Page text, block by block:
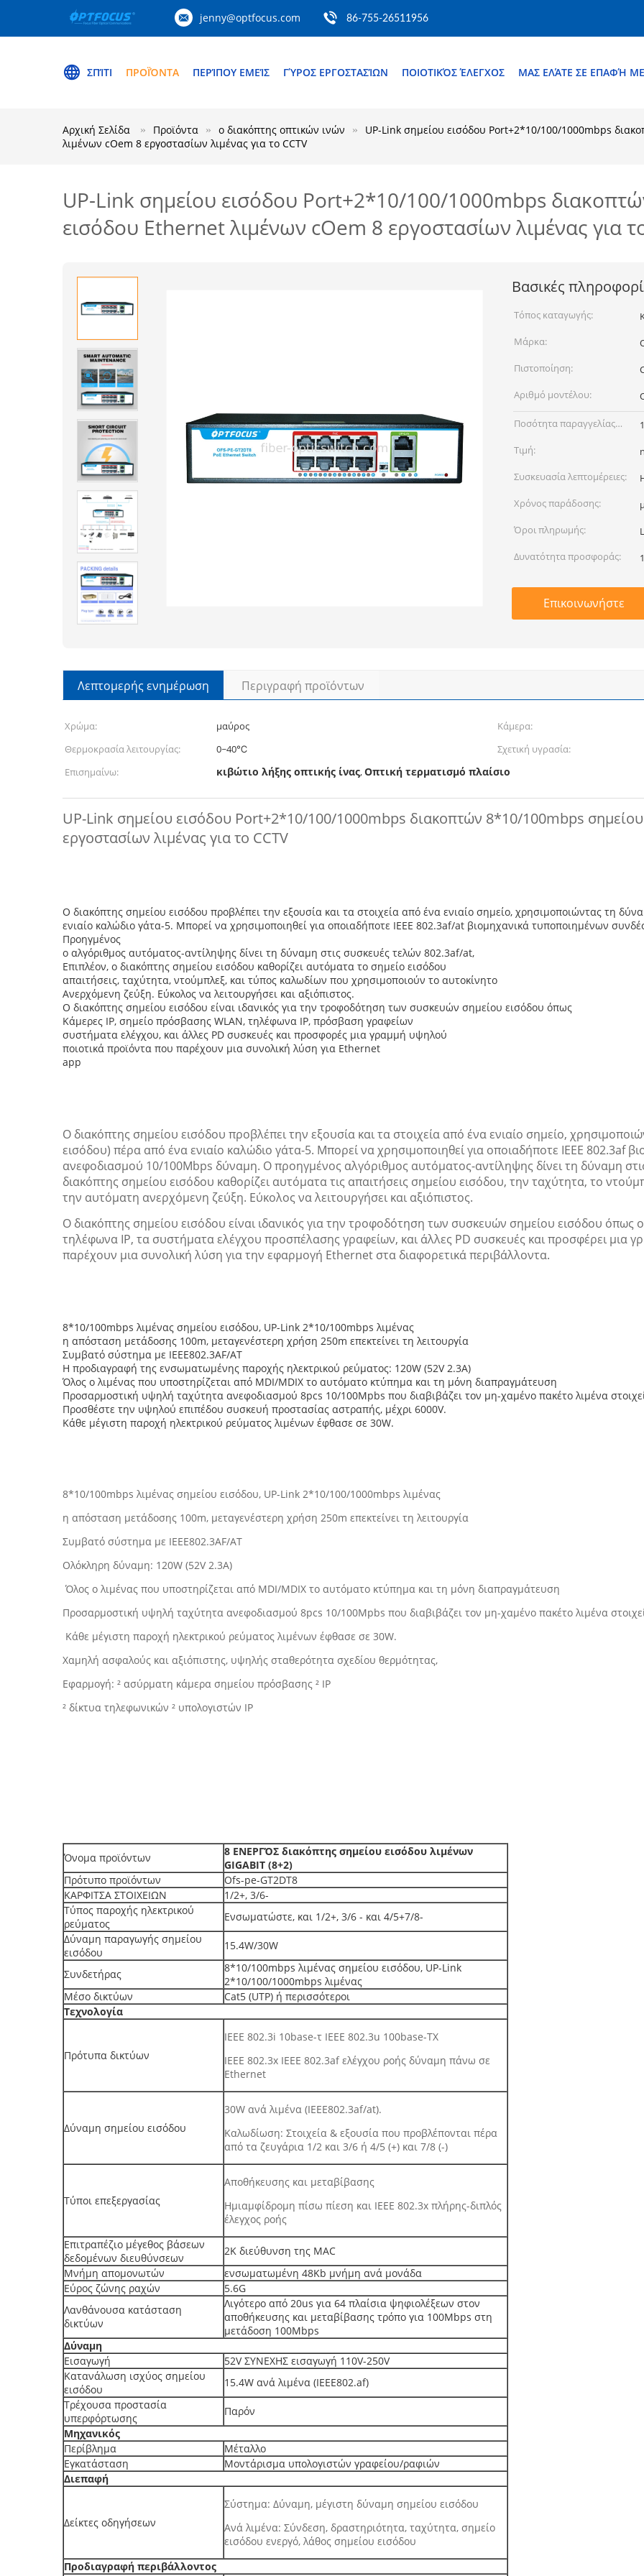
jenny@optfocus.com 86-755-26511956
ΣΠΊΤΙ ΠΡΟΪΌΝΤΑ ΠΕΡΊΠΟΥ ΕΜΕΊΣ ΓΎΡΟΣ ΕΡΓΟΣΤΑΣΊΩΝ ΠΟΙΟΤΙΚΌΣ ΈΛΕΓΧΟΣ ΜΑΣ ΕΛΆΤΕ ΣΕ ΕΠΑΦΉ ΜΕ
Αρχική Σελίδα Προϊόντα ο διακόπτης οπτικών ινών
UP-Link σημείου εισόδου Port+2*10/100/1000mbps
λιμένων cOem 8 εργοστασίων λιμένας για το CCTV
UP-Link σημείου εισόδου Port+2*10/100/1000mbps
εισόδου Ethernet λιμένων cOem 8 εργοστασίων λιμένας για
Βασικές
Τόπος καταγωγής:
Μάρκα:
Πιστοποίηση:
Αριθμό μοντέλου:
Ποσότητα παραγγελίας
min:
Τιμή:
Συσκευασία λεπτομέρειες:
Χρόνος παράδοσης:
Όροι πληρωμής:
Δυνατότητα προσφοράς:
Επικοινωνήστε
Λεπτομερής ενημέρωση Περιγραφή προϊόντων
Χρώμα: μαύρος
Κάμερα:
Θερμοκρασία λειτουργίας:
0~40℃
Σχετική υγρασία:
Επισημαίνω:
κιβώτιο λήξης οπτικής ίνας,Οπτική τερματισμό πλαίσιο
UP-Link σημείου εισόδου Port+2*10/100/1000mbps διακοπτών 8*10/100mbps
εργοστασίων λιμένας για το CCTV
Ο διακόπτης σημείου εισόδου προβλέπει την εξουσία και τα στοιχεία από ένα ενιαίο σημείο, χρησιμοποιώντας τη
ενιαίο καλώδιο γάτα-5. Μπορεί να χρησιμοποιηθεί για οποιαδήποτε IEEE 802.3af/at βιομηχανικά τυποποιημένων
Προηγμένος
ο αλγόριθμος αυτόματος-αντίληψης δίνει τη δύναμη στις συσκευές τελών 802.3af/at,
Επιπλέον, ο διακόπτης σημείου εισόδου καθορίζει αυτόματα το σημείο εισόδου
απαιτήσεις, ταχύτητα, ντούμπλεξ, και τύπος καλωδίων που χρησιμοποιούν το αυτοκίνητο
Ανερχόμενη ζεύξη. Εύκολος να λειτουργήσει και αξιόπιστος.
Ο διακόπτης σημείου εισόδου είναι ιδανικός για την τροφοδότηση των συσκευών σημείου εισόδου όπως
Κάμερες IP, σημείο πρόσβασης WLAN, τηλέφωνα IP, πρόσβαση γραφείων
συστήματα ελέγχου, και άλλες PD συσκευές και προσφορές μια γραμμή υψηλού
ποιοτικά προϊόντα που παρέχουν μια συνολική λύση για Ethernet
app
Ο διακόπτης σημείου εισόδου προβλέπει την εξουσία και τα στοιχεία από ένα ενιαίο σημείο,
εισόδου) πέρα από ένα ενιαίο καλώδιο γάτα-5. Μπορεί να χρησιμοποιηθεί για οποιαδήποτε IEEE 802.3af
ανεφοδιασμού 10/100Mbps δύναμη. Ο προηγμένος αλγόριθμος αυτόματος-αντίληψης δίνει τη δύναμη
διακόπτης σημείου εισόδου καθορίζει αυτόματα τις απαιτήσεις σημείου εισόδου, την ταχύτητα, το
την αυτόματη ανερχόμενη ζεύξη. Εύκολος να λειτουργήσει και αξιόπιστος.
Ο διακόπτης σημείου εισόδου είναι ιδανικός για την τροφοδότηση των συσκευών σημείου εισόδου όπως
τηλέφωνα IP, τα συστήματα ελέγχου προσπέλασης γραφείων, και άλλες PD συσκευές και προσφέρει μια
παρέχουν μια συνολική λύση για την εφαρμογή Ethernet στα διαφορετικά περιβάλλοντα.
8*10/100mbps λιμένας σημείου εισόδου, UP-Link 2*10/100mbps λιμένας
η απόσταση μετάδοσης 100m, μεταγενέστερη χρήση 250m επεκτείνει τη λειτουργία
Συμβατό σύστημα με IEEE802.3AF/AT
Η προδιαγραφή της ενσωματωμένης παροχής ηλεκτρικού ρεύματος: 120W (52V 2.3A)
Όλος ο λιμένας που υποστηρίζεται από MDI/MDIX το αυτόματο κτύπημα και τη μόνη διαπραγμάτευση
Προσαρμοστική υψηλή ταχύτητα ανεφοδιασμού 8pcs 10/100Mpbs που διαβιβάζει τον μη-χαμένο πακέτο λιμένα
Προσθέστε την υψηλού επιπέδου συσκευή προστασίας αστραπής, μέχρι 6000V.
Κάθε μέγιστη παροχή ηλεκτρικού ρεύματος λιμένων έφθασε σε 30W.
8*10/100mbps λιμένας σημείου εισόδου, UP-Link 2*10/100/1000mbps λιμένας
η απόσταση μετάδοσης 100m, μεταγενέστερη χρήση 250m επεκτείνει τη λειτουργία
Συμβατό σύστημα με IEEE802.3AF/AT
Ολόκληρη δύναμη: 120W (52V 2.3A)
Όλος ο λιμένας που υποστηρίζεται από MDI/MDIX το αυτόματο κτύπημα και τη μόνη διαπραγμάτευση
Προσαρμοστική υψηλή ταχύτητα ανεφοδιασμού 8pcs 10/100Mpbs που διαβιβάζει τον μη-χαμένο πακέτο λιμένα
Κάθε μέγιστη παροχή ηλεκτρικού ρεύματος λιμένων έφθασε σε 30W.
Χαμηλή ασφαλούς και αξιόπιστης, υψηλής σταθερότητα σχεδίου θερμότητας,
Εφαρμογή: ² ασύρματη κάμερα σημείου πρόσβασης ² IP
² δίκτυα τηλεφωνικών ² υπολογιστών IP
Όνομα προϊόντων
8 ΕΝΕΡΓΌΣ διακόπτης σημείου εισόδου λιμένων
GIGABIT (8+2)
Πρότυπο προϊόντων
Ofs-pe-GT2DT8
ΚΑΡΦΙΤΣΑ ΣΤΟΙΧΕΙΩΝ
1/2+, 3/6-
Τύπος παροχής ηλεκτρικού
ρεύματος
Ενσωματώστε, και 1/2+, 3/6 - και 4/5+7/8-
Δύναμη παραγωγής σημείου
εισόδου
15.4W/30W
Συνδετήρας
8*10/100mbps λιμένας σημείου εισόδου, UP-Link
2*10/100/1000mbps λιμένας
Μέσο δικτύων
Cat5 (UTP) ή περισσότεροι
Τεχνολογία
Πρότυπα δικτύων
IEEE 802.3i 10base-τ IEEE 802.3u 100base-TX
IEEE 802.3x IEEE 802.3af ελέγχου ροής δύναμη πάνω σε
Ethernet
Δύναμη σημείου εισόδου
30W ανά λιμένα (IEEE802.3af/at).
Καλωδίωση: Στοιχεία & εξουσία που προβλέπονται πέρα
από τα ζευγάρια 1/2 και 3/6 ή 4/5 (+) και 7/8 (-)
Τύποι επεξεργασίας
Αποθήκευσης και μεταβίβασης
Ημιαμφίδρομη πίσω πίεση και IEEE 802.3x πλήρης-διπλός
έλεγχος ροής
Επιτραπέζιο μέγεθος βάσεων
δεδομένων διευθύνσεων
2K διεύθυνση της MAC
Μνήμη απομονωτών
ενσωματωμένη 48Kb μνήμη ανά μονάδα
Εύρος ζώνης ραχών
5.6G
Λανθάνουσα κατάσταση
δικτύων
Λιγότερο από 20us για 64 πλαίσια ψηφιολέξεων στον
αποθήκευσης και μεταβίβασης τρόπο για 100Mbps στη
μετάδοση 100Mbps
Δύναμη
Εισαγωγή
52V ΣΥΝΕΧΗΣ εισαγωγή 110V-250V
Κατανάλωση ισχύος σημείου
εισόδου
15.4W ανά λιμένα (IEEE802.af)
Τρέχουσα προστασία
υπερφόρτωσης
Παρόν
Μηχανικός
Περίβλημα
Μέταλλο
Εγκατάσταση
Μοντάρισμα υπολογιστών γραφείου/ραφιών
Διεπαφή
Δείκτες οδηγήσεων
Σύστημα: Δύναμη, μέγιστη δύναμη σημείου εισόδου
Ανά λιμένα: Σύνδεση, δραστηριότητα, ταχύτητα, σημείο
εισόδου ενεργό, λάθος σημείου εισόδου
Προδιαγραφή περιβάλλοντος